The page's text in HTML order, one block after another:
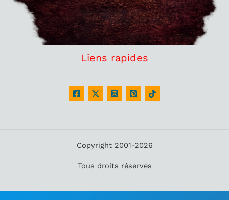
Liens rapides
Copyright 2001-2026
Tous droits réservés